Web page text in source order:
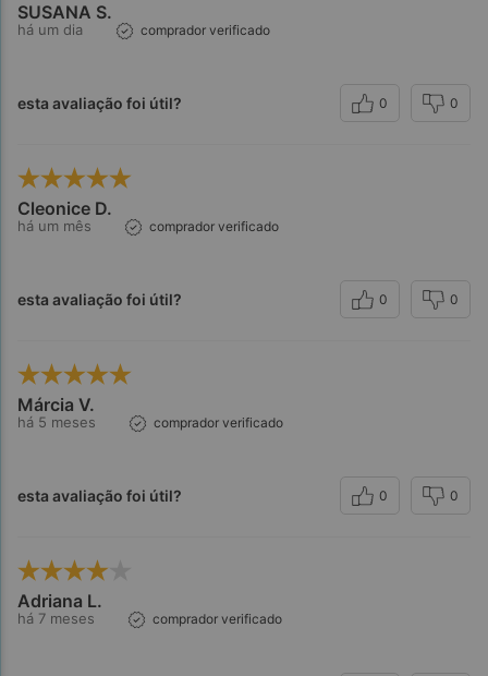
Observações:
SUSANA S.
há um dia comprador verificado
esta avaliação foi útil? 0 0
Cleonice D.
há um mês comprador verificado
esta avaliação foi útil? 0 0
Márcia V.
há 5 meses comprador verificado
esta avaliação foi útil? 0 0
Adriana L.
há 7 meses comprador verificado